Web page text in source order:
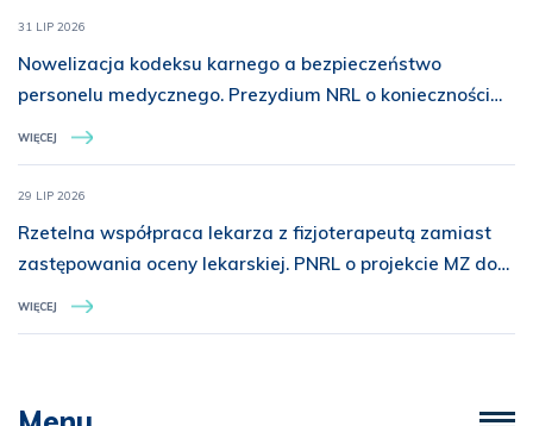
31 LIP 2026
Nowelizacja kodeksu karnego a bezpieczeństwo
personelu medycznego. Prezydium NRL o konieczności
rozszerzenia ochrony prawnej
WIĘCEJ
29 LIP 2026
Rzetelna współpraca lekarza z fizjoterapeutą zamiast
zastępowania oceny lekarskiej. PNRL o projekcie MZ dot.
świadczeń z zakresu rehabilitacji medycznej
WIĘCEJ